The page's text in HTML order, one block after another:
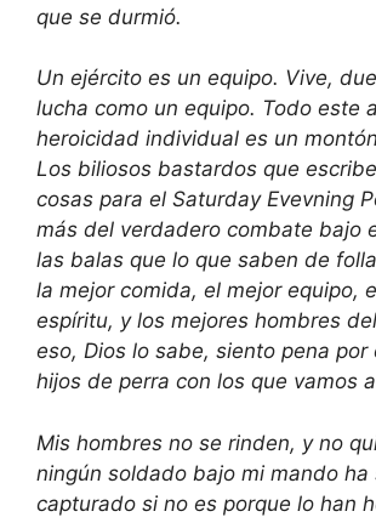
que se durmió.
Un ejército es un equipo. Vive,
lucha como un equipo. Todo este
heroicidad individual es un
Los biliosos bastardos que
cosas para el Saturday Evevning
más del verdadero combate bajo
las balas que lo que saben de
la mejor comida, el mejor equipo,
espíritu, y los mejores hombres
eso, Dios lo sabe, siento pena por
hijos de perra con los que vamos
Mis hombres no se rinden, y no
ningún soldado bajo mi mando ha
capturado si no es porque lo han